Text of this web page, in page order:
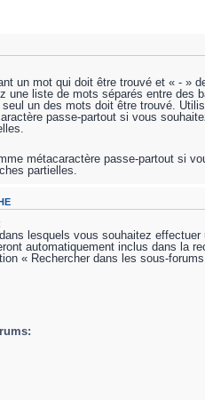
un mot qui doit être trouvé et « - »
une liste de mots séparés entre des
un des mots doit être trouvé.
passe-partout si vous
métacaractère passe-partout si
partielles.
lesquels vous souhaitez effectuer
automatiquement inclus dans la
« Rechercher dans les sous-